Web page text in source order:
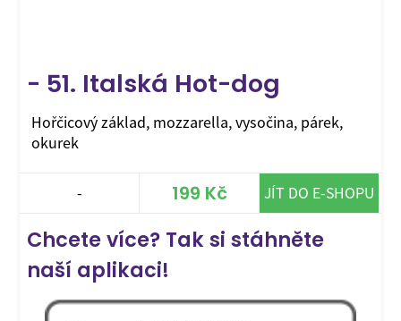
- 51. Italská Hot-dog
Hořčicový základ, mozzarella, vysočina, párek,
okurek
- 199 Kč JÍT DO E-SHOPU
Chcete více? Tak si stáhněte
naší aplikaci!